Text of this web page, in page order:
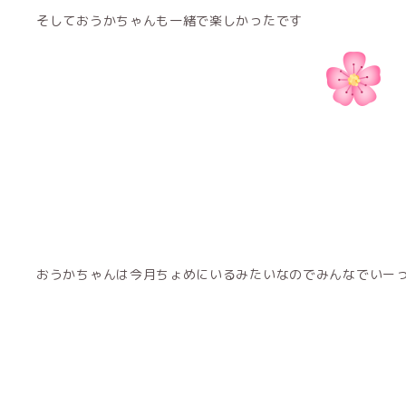
そしておうかちゃんも一緒で楽しかったです
おうかちゃんは今月ちょめにいるみたいなのでみんなでいー